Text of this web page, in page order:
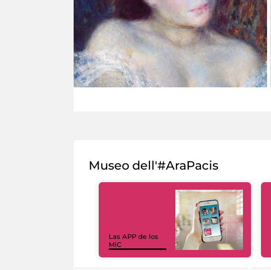
Museo dell'#AraPacis
Las APP de los
MiC